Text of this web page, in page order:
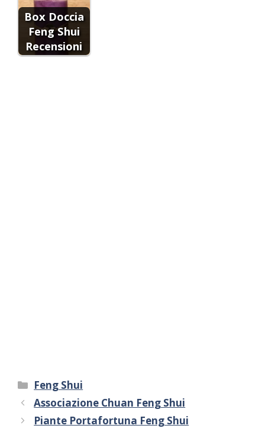
Box Doccia
Feng Shui
Recensioni
Categorie
Feng Shui
Associazione Chuan Feng Shui
Piante Portafortuna Feng Shui